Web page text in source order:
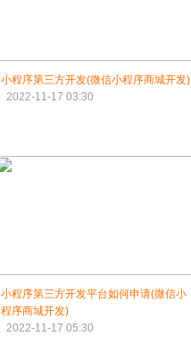
小程序第三方开发(微信小程序商城开发)
2022-11-17 03:30
小程序第三方开发平台如何申请(微信小
程序商城开发)
2022-11-17 05:30